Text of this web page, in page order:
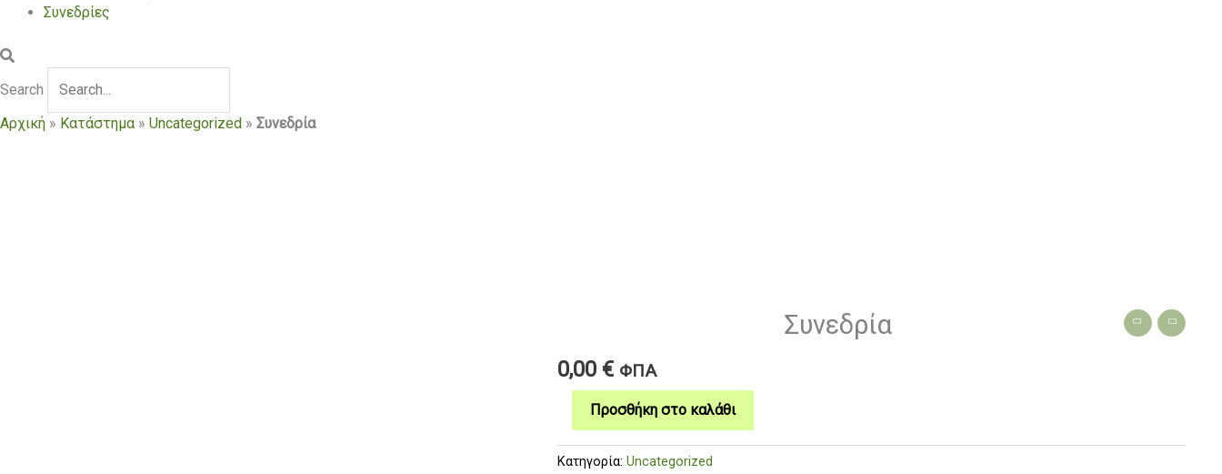
Συνεδρίες
Search
Αρχική » Κατάστημα » Uncategorized » Συνεδρία
Συνεδρία
0,00 € ΦΠΑ
Προσθήκη στο καλάθι
Κατηγορία: Uncategorized